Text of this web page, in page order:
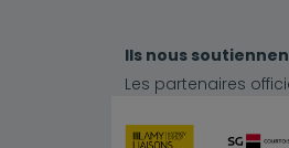
Ils nous
Les partenaires